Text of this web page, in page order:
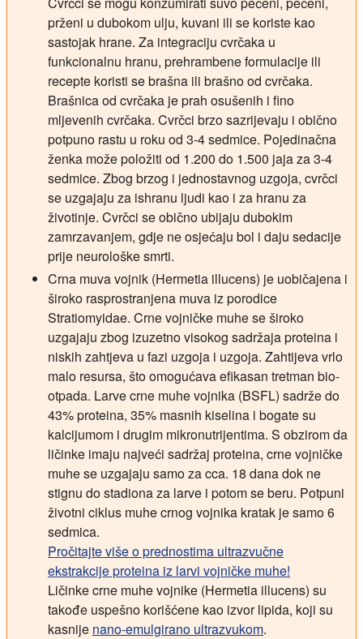
prženi u dubokom ulju, kuvani ili se koriste kao
sastojak hrane. Za integraciju cvrčaka u
funkcionalnu hranu, prehrambene formulacije ili
recepte koristi se brašna ili brašno od cvrčaka.
Brašnica od cvrčaka je prah osušenih i fino
mljevenih cvrčaka. Cvrčci brzo sazrijevaju i obično
potpuno rastu u roku od 3-4 sedmice. Pojedinačna
ženka može položiti od 1.200 do 1.500 jaja za 3-4
sedmice. Zbog brzog i jednostavnog uzgoja, cvrčci
se uzgajaju za ishranu ljudi kao i za hranu za
životinje. Cvrčci se obično ubijaju dubokim
zamrzavanjem, gdje ne osjećaju bol i daju sedacije
prije neurološke smrti.
Crna muva vojnik (Hermetia illucens) je uobičajena i
široko rasprostranjena muva iz porodice
Stratiomyidae. Crne vojničke muhe se široko
uzgajaju zbog izuzetno visokog sadržaja proteina i
niskih zahtjeva u fazi uzgoja i uzgoja. Zahtijeva vrlo
malo resursa, što omogućava efikasan tretman bio-
otpada. Larve crne muhe vojnika (BSFL) sadrže do
43% proteina, 35% masnih kiselina i bogate su
kalcijumom i drugim mikronutrijentima. S obzirom da
ličinke imaju najveći sadržaj proteina, crne vojničke
muhe se uzgajaju samo za cca. 18 dana dok ne
stignu do stadiona za larve i potom se beru. Potpuni
životni ciklus muhe crnog vojnika kratak je samo 6
sedmica.
Pročitajte više o prednostima ultrazvučne
ekstrakcije proteina iz larvi vojničke muhe!
Ličinke crne muhe vojnike (Hermetia illucens) su
takođe uspešno korišćene kao izvor lipida, koji su
kasnije nano-emulgirano ultrazvukom.